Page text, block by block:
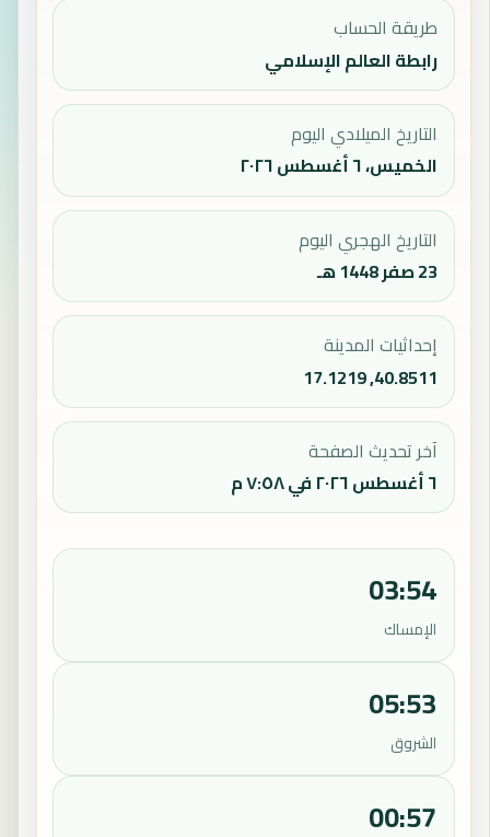
طريقة الحساب
رابطة العالم الإسلامي
التاريخ الميلادي اليوم
الخميس، ٦ أغسطس ٢٠٢٦
التاريخ الهجري اليوم
23 صفر 1448 هـ
إحداثيات المدينة
40.8511, 17.1219
آخر تحديث الصفحة
٦ أغسطس ٢٠٢٦ في ٧:٥٨ م
03:54
الإمساك
05:53
الشروق
00:57